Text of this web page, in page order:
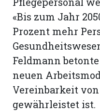
«Bis zum Jahr
Prozent mehr
Feldmann
neuen
Vereinbarkeit
gewährleistet ist.